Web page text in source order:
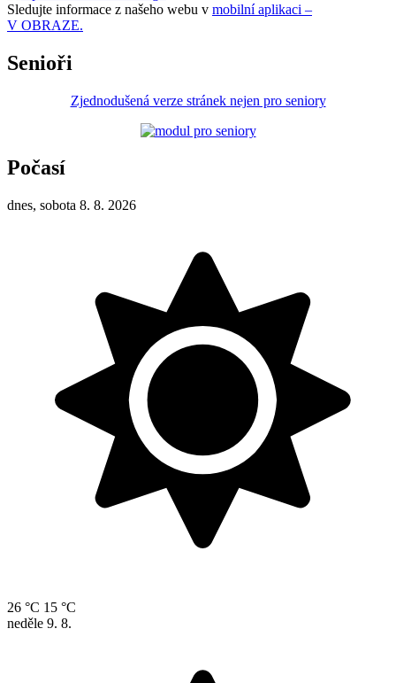
Sledujte informace z našeho webu v mobilní aplikaci –
V OBRAZE.
Senioři
Zjednodušená verze stránek nejen pro seniory
Počasí
dnes, sobota 8. 8. 2026
26 °C 15 °C
neděle 9. 8.